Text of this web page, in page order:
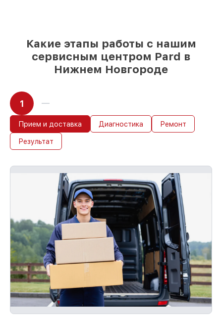
Какие этапы работы с нашим
сервисным центром Pard в
Нижнем Новгороде
1
Прием и доставка Диагностика Ремонт
Результат